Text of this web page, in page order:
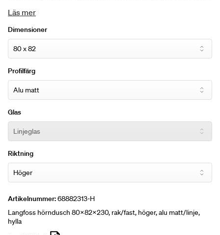
glaset går i samma uttryck. Linjeglas för en avskild
Läs mer
Dimensioner
Profilfärg
Glas
Riktning
Artikelnummer:68882313-H
Langfoss hörndusch 80x82x230, rak/fast, höger, alu matt/linje,
hylla